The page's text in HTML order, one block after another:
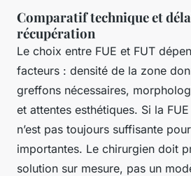
Comparatif technique et
récupération
Le choix entre FUE et FUT
facteurs : densité de la zone
greffons nécessaires,
et attentes esthétiques. Si la
n’est pas toujours suffisante
importantes. Le chirurgien doit
solution sur mesure, pas un